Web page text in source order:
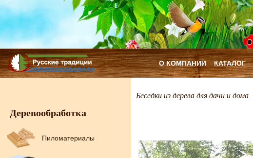
О КОМПАНИИ КАТАЛОГ
Деревообработка
Пиломатериалы
Беседки из дерева для дачи и дома